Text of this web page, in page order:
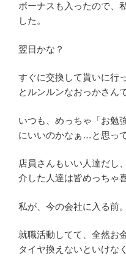
ボーナスも入ったので、
した。
翌日かな？
すぐに交換して貰いに行
とルンルンなおっかさん
いつも、めっちゃ「お勉
にいいのかなぁ…と思っ
店員さんもいい人達だし
介した人達は皆めっちゃ
私が、今の会社に入る前。
就職活動してて、全然お
タイヤ換えないといけな